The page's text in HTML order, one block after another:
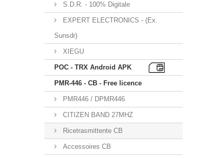
S.D.R. - 100% Digitale
EXPERT ELECTRONICS - (Ex.
Sunsdr)
XIEGU
POC - TRX Android APK
PMR-446 - CB - Free licence
PMR446 / DPMR446
CITIZEN BAND 27MHZ
Ricetrasmittente CB
Accessoires CB